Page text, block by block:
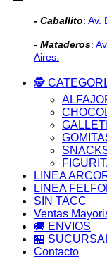
- Caballito: Av.
- Mataderos:
Aires.
🕵️
LINEA
LINEA
SIN TACC
Ventas
🚚 ENVIOS
🏪
Contacto